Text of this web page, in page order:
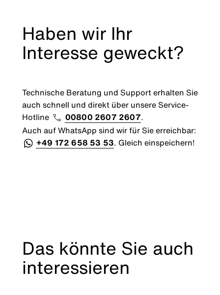
Haben wir Ihr
Interesse geweckt?
Technische Beratung und Support erhalten Sie
auch schnell und direkt über unsere Service-
Hotline
00800 2607 2607.
Auch auf WhatsApp sind wir für Sie erreichbar:
+49 172 658 53 53. Gleich einspeichern!
Das könnte Sie auch
interessieren